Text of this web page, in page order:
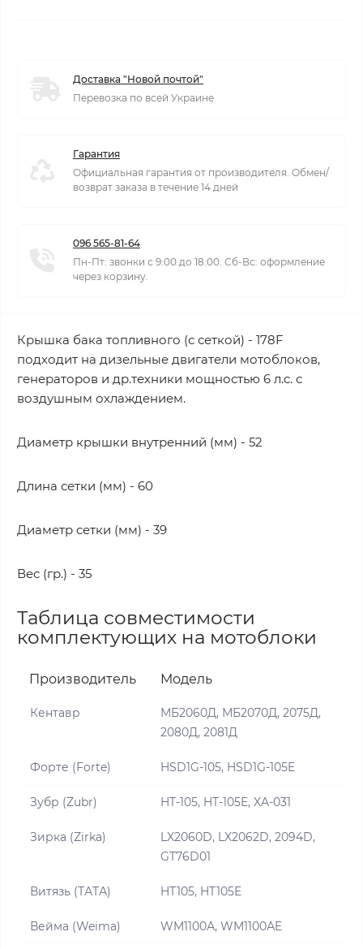
Доставка "Новой почтой"
Перевозка по всей Украине
Гарантия
Официальная гарантия от производителя. Обмен/
возврат заказа в течение 14 дней
096 565-81-64
Пн-Пт: звонки с 9:00 до 18:00. Сб-Вс: оформление
через корзину.
Крышка бака топливного (с сеткой) - 178F
подходит на дизельные двигатели мотоблоков,
генераторов и др.техники мощностью 6 л.с. с
воздушным охлаждением.
Диаметр крышки внутренний (мм) - 52
Длина сетки (мм) - 60
Диаметр сетки (мм) - 39
Вес (гр.) - 35
Таблица совместимости
комплектующих на мотоблоки
Производитель Модель
Кентавр
МБ2060Д, МБ2070Д, 2075Д,
2080Д, 2081Д
Форте (Forte) HSD1G-105, HSD1G-105E
Зубр (Zubr) HT-105, HT-105E, XA-031
Зирка (Zirka)
LX2060D, LX2062D, 2094D,
GT76D01
Витязь (ТАТА) HT105, HT105E
Вейма (Weima) WM1100А, WM1100АE